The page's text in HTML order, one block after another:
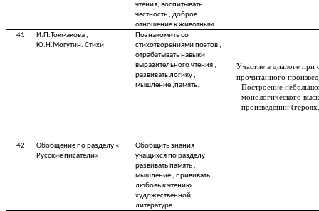
чтения, воспитывать
честность , доброе
отношение к животным.
41
И.П.Токмакова ,
Ю.Н.Могутин. Стихи.
Познакомить со
стихотворениями поэтов ,
отрабатывать навыки
выразительного чтения ,
развивать логику ,
мышление ,память.
Участие в диалоге при
прочитанного
Построение
монологического
произведении
42
Обобщение по разделу «
Русские писатели»
Обобщить знания
учащихся по разделу,
развивать память ,
мышление , прививать
любовь к чтению ,
художественной
литературе.